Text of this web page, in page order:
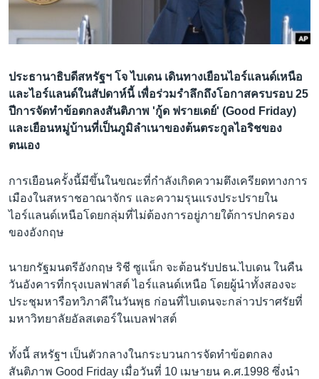
พอดคาสต์
ติดตามเรา
เลือกภาษา
ประธานาธิบดีสหรัฐฯ โจ ไบเดน เดินทางเยือนไอร์แลนด์เหนือ
และไอร์แลนด์ในสัปดาห์นี้ เพื่อร่วมรำลึกถึงโอกาสครบรอบ 25
ปีการจัดทำข้อตกลงสันติภาพ 'กู้ด ฟรายเดย์' (Good Friday)
และเยือนหมู่บ้านที่เป็นภูมิลำเนาของต้นตระกูลไอริชของ
ตนเอง
การเยือนครั้งนี้มีขึ้นในขณะที่กำลังเกิดความตึงเครียดทางการ
เมืองในสหราชอาณาจักร และความรุนแรงประปรายใน
ไอร์แลนด์เหนือโดยกลุ่มที่ไม่ต้องการอยู่ภายใต้การปกครอง
ของอังกฤษ
นายกรัฐมนตรีอังกฤษ ริชี ซูแน็ก จะต้อนรับปธน.ไบเดน ในคืน
วันอังคารที่กรุงเบลฟาสต์ ไอร์แลนด์เหนือ โดยผู้นำทั้งสองจะ
ประชุมหารือทวิภาคีในวันพุธ ก่อนที่ไบเดนจะกล่าวปราศรัยที่
มหาวิทยาลัยอัลสเตอร์ในเบลฟาสต์
ทั้งนี้ สหรัฐฯ เป็นตัวกลางในกระบวนการจัดทำข้อตกลง
สันติภาพ Good Friday เมื่อวันที่ 10 เมษายน ค.ศ.1998 ซึ่งนำ